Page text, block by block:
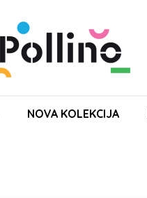
NOVA KOLEKCIJA